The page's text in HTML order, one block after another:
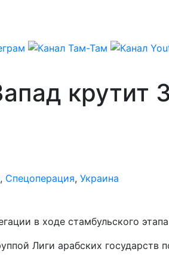
крутит
, Спецоперация, Украина
в ходе стамбульского
Лиги арабских